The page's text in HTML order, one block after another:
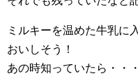
ミルキーを温めた牛乳に
おいしそう！
あの時知っていたら・・